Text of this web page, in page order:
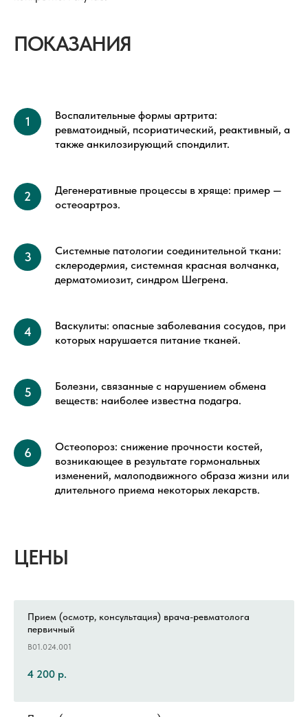
ПОКАЗАНИЯ
Воспалительные формы артрита:
ревматоидный, псориатический, реактивный, а
также анкилозирующий спондилит.
Дегенеративные процессы в хряще: пример —
остеоартроз.
Системные патологии соединительной ткани:
склеродермия, системная красная волчанка,
дерматомиозит, синдром Шегрена.
Васкулиты: опасные заболевания сосудов, при
которых нарушается питание тканей.
Болезни, связанные с нарушением обмена
веществ: наиболее известна подагра.
Остеопороз: снижение прочности костей,
возникающее в результате гормональных
изменений, малоподвижного образа жизни или
длительного приема некоторых лекарств.
ЦЕНЫ
Прием (осмотр, консультация) врача-ревматолога
первичный
B01.024.001
4 200 р.